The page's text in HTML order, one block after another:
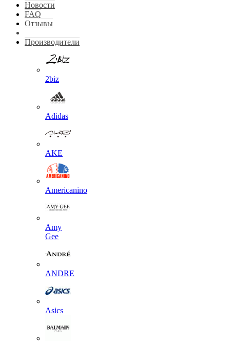
Новости
FAQ
Отзывы
Производители
2biz
Adidas
AKE
Americanino
Amy
Gee
ANDRE
Asics